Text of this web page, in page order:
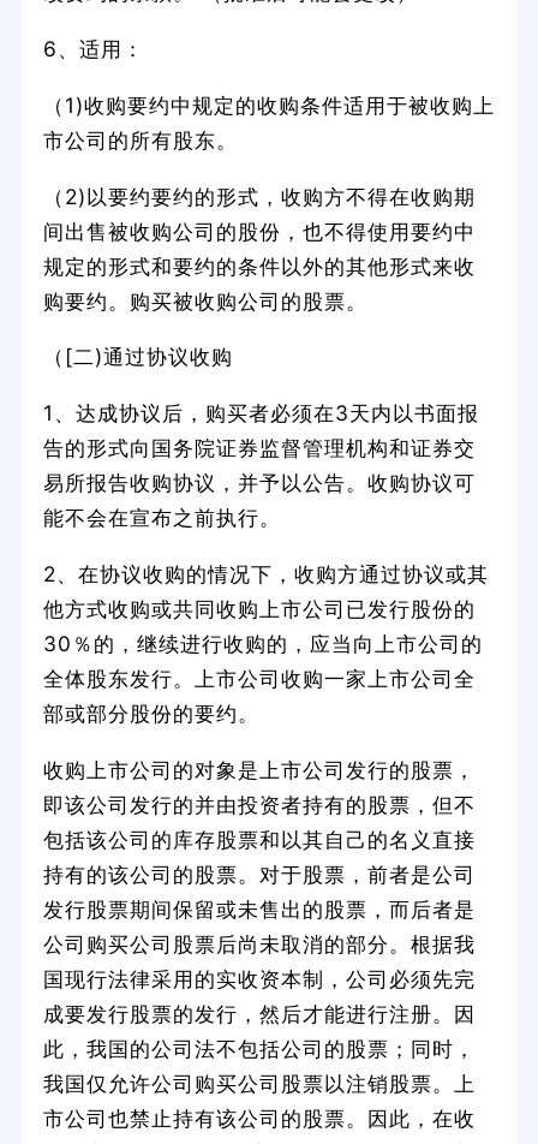
6、适用：
（1)收购要约中规定的收购条件适用于被收购上
市公司的所有股东。
（2)以要约要约的形式，收购方不得在收购期
间出售被收购公司的股份，也不得使用要约中
规定的形式和要约的条件以外的其他形式来收
购要约。购买被收购公司的股票。
（[二)通过协议收购
1、达成协议后，购买者必须在3天内以书面报
告的形式向国务院证券监督管理机构和证券交
易所报告收购协议，并予以公告。收购协议可
能不会在宣布之前执行。
2、在协议收购的情况下，收购方通过协议或其
他方式收购或共同收购上市公司已发行股份的
30％的，继续进行收购的，应当向上市公司的
全体股东发行。上市公司收购一家上市公司全
部或部分股份的要约。
收购上市公司的对象是上市公司发行的股票，
即该公司发行的并由投资者持有的股票，但不
包括该公司的库存股票和以其自己的名义直接
持有的该公司的股票。对于股票，前者是公司
发行股票期间保留或未售出的股票，而后者是
公司购买公司股票后尚未取消的部分。根据我
国现行法律采用的实收资本制，公司必须先完
成要发行股票的发行，然后才能进行注册。因
此，我国的公司法不包括公司的股票；同时，
我国仅允许公司购买公司股票以注销股票。上
市公司也禁止持有该公司的股票。因此，在收